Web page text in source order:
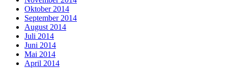
Oktober 2014
September 2014
August 2014
Juli 2014
Juni 2014
Mai 2014
April 2014